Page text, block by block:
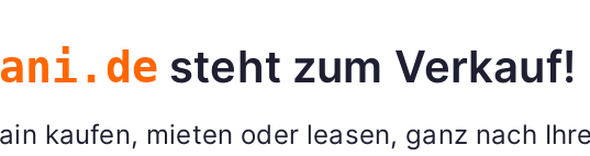
steht zum Verkauf!
kaufen, mieten oder leasen, ganz nach